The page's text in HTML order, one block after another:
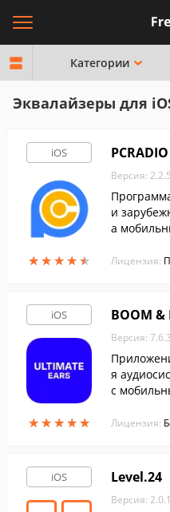
Категории
Эквалайзеры для
iOS
★★★★★
★★★★★
Версия: 2.2.5
и
а
Лицензия:
iOS
★★★★★
★★★★★
BOOM &
Версия: 7.6.3
я
с
Лицензия:
iOS Level.24
Версия: 2.0.1